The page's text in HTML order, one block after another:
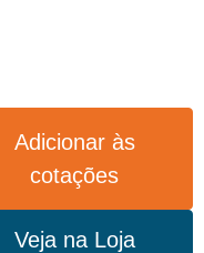
Adicionar às
cotações
Veja na Loja